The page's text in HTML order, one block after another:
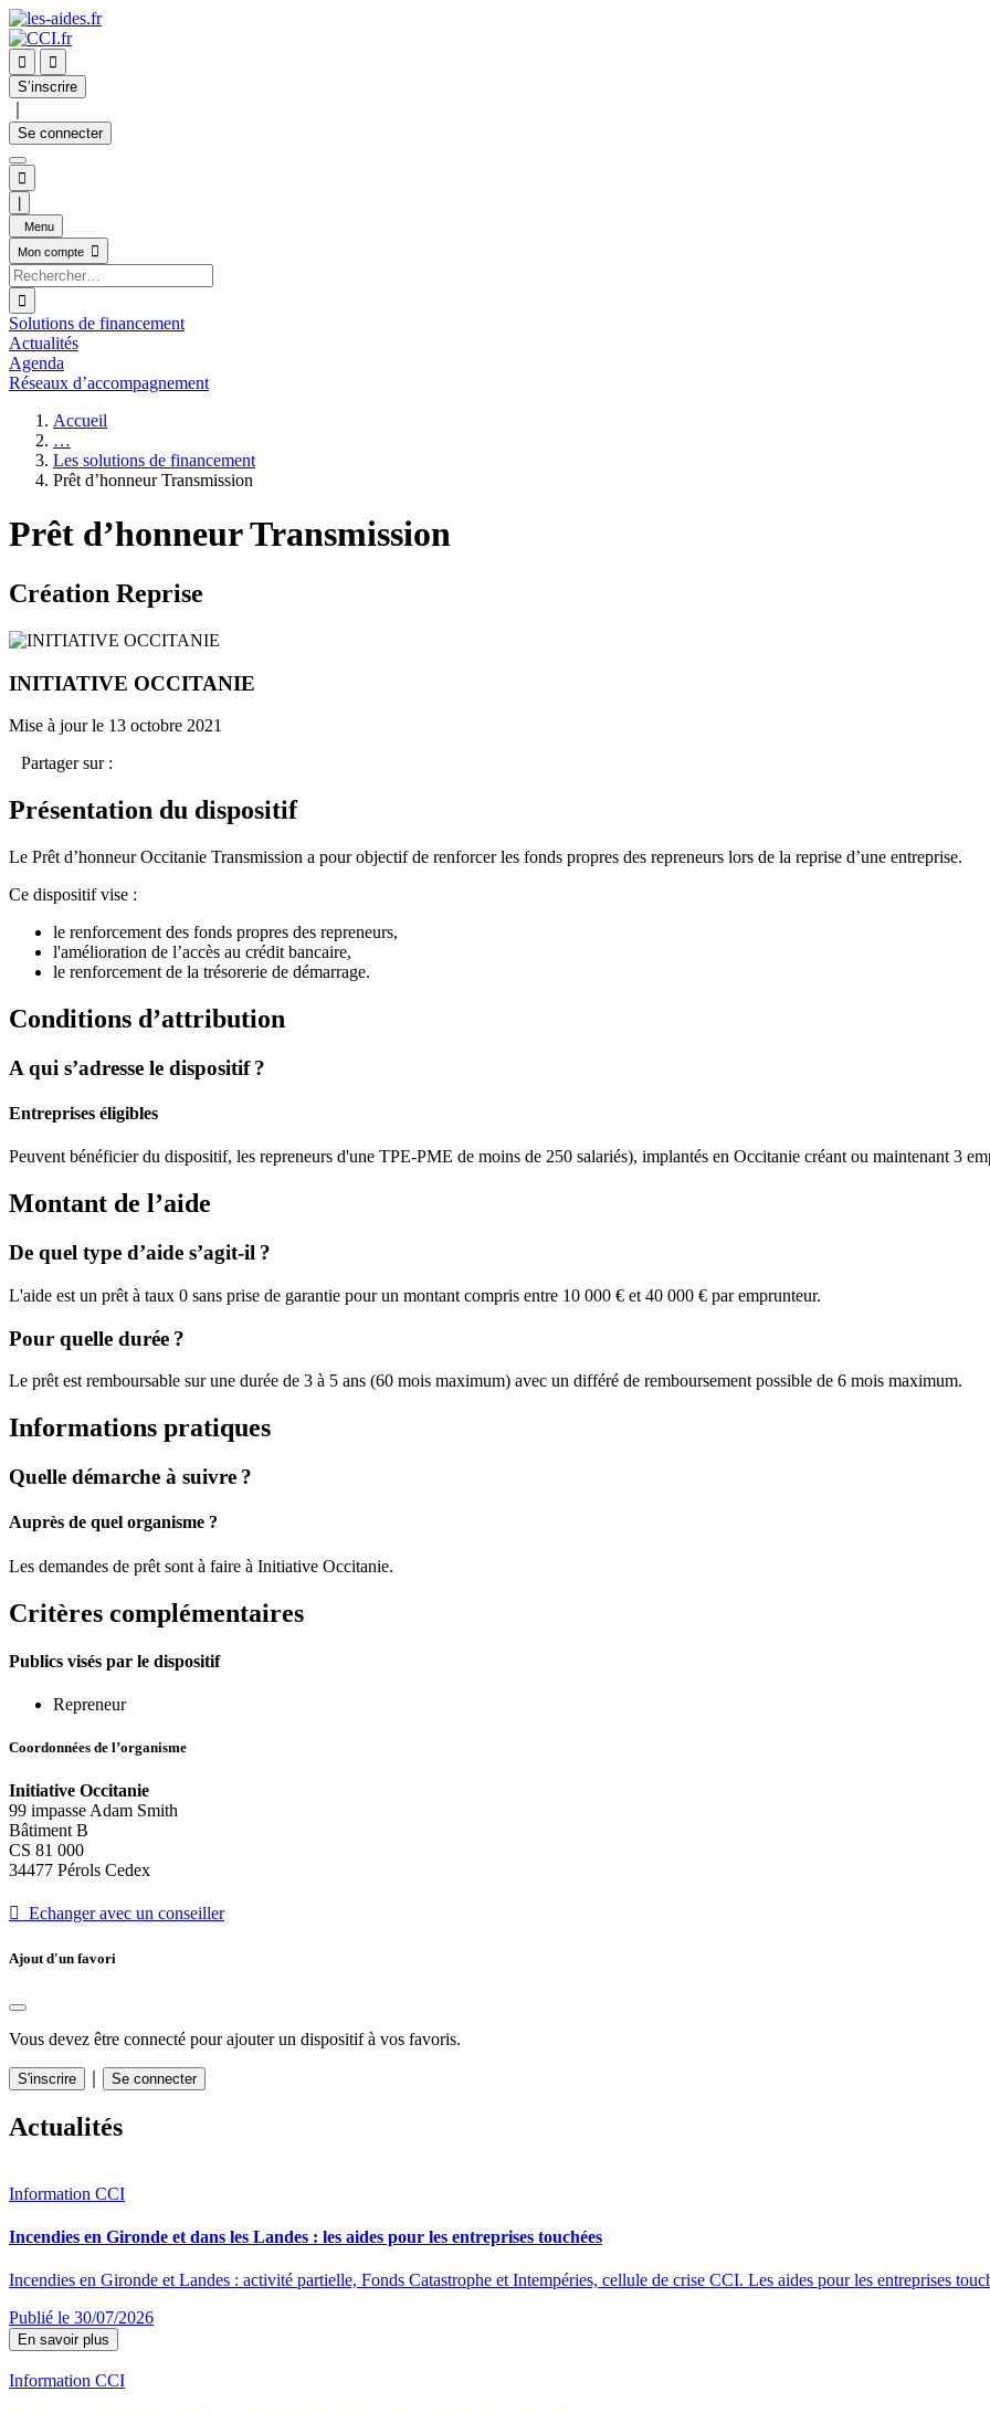


S’inscrire
Se connecter

Menu
Mon compte


Solutions de financement
Actualités
Agenda
Réseaux d’accompagnement
Accueil
…
Les solutions de financement
Prêt d’honneur Transmission
Prêt d’honneur Transmission
Création Reprise
INITIATIVE OCCITANIE
Mise à jour le 13 octobre 2021
Partager sur :
Présentation du dispositif
Le Prêt d’honneur Occitanie Transmission a pour objectif de renforcer les fonds propres des repreneurs lors de la reprise d’une entreprise.
Ce dispositif vise :
le renforcement des fonds propres des repreneurs,
l'amélioration de l’accès au crédit bancaire,
le renforcement de la trésorerie de démarrage.
Conditions d’attribution
A qui s’adresse le dispositif ?
Entreprises éligibles
Peuvent bénéficier du dispositif, les repreneurs d'une TPE-PME de moins de 250 salariés), implantés en Occitanie créant ou maintenant 3
Montant de l’aide
De quel type d’aide s’agit-il ?
L'aide est un prêt à taux 0 sans prise de garantie pour un montant compris entre 10 000 € et 40 000 € par emprunteur.
Pour quelle durée ?
Le prêt est remboursable sur une durée de 3 à 5 ans (60 mois maximum) avec un différé de remboursement possible de 6 mois maximum.
Informations pratiques
Quelle démarche à suivre ?
Auprès de quel organisme ?
Les demandes de prêt sont à faire à Initiative Occitanie.
Critères complémentaires
Publics visés par le dispositif
Repreneur
Coordonnées de l’organisme
Initiative Occitanie
99 impasse Adam Smith
Bâtiment B
CS 81 000
34477 Pérols Cedex
 Echanger avec un conseiller
Ajout d'un favori
Vous devez être connecté pour ajouter un dispositif à vos favoris.
S'inscrire Se connecter
Actualités
Information CCI
Incendies en Gironde et dans les Landes : les aides pour les entreprises touchées
Incendies en Gironde et Landes : activité partielle, Fonds Catastrophe et Intempéries, cellule de crise CCI. Les aides pour les entreprises
Publié le 30/07/2026
En savoir plus
Information CCI